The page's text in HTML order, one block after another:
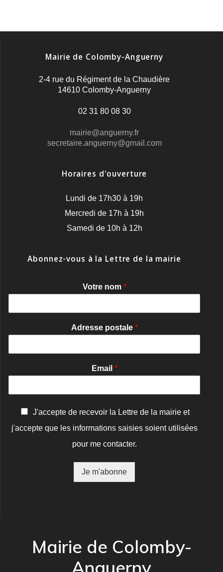
Mairie de Colomby-Anguerny
2-4 rue du Régiment de la Chaudière
14610 Colomby-Anguerny
02 31 80 08 30
mairie@anguerny.fr
secretaire.anguerny@gmail.com
Horaires d'ouverture
Lundi de 17h30 à 19h
Mercredi de 17h à 19h
Samedi de 10h à 12h
Abonnez-vous à la Lettre de la mairie
Votre nom *
Adresse postale *
Email *
n
J'accepte de recevoir la Lettre de la mairie et
j'accepte que les informations saisies soient utilisées
pour me contacter.
Je m'abonne
Mairie de Colomby-
Anguerny